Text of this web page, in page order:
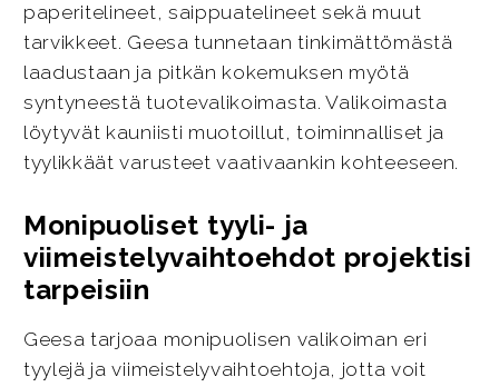
paperitelineet, saippuatelineet sekä muut
tarvikkeet. Geesa tunnetaan tinkimättömästä
laadustaan ja pitkän kokemuksen myötä
syntyneestä tuotevalikoimasta. Valikoimasta
löytyvät kauniisti muotoillut, toiminnalliset ja
tyylikkäät varusteet vaativaankin kohteeseen.
Monipuoliset tyyli- ja
viimeistelyvaihtoehdot projektisi
tarpeisiin
Geesa tarjoaa monipuolisen valikoiman eri
tyylejä ja viimeistelyvaihtoehtoja, jotta voit